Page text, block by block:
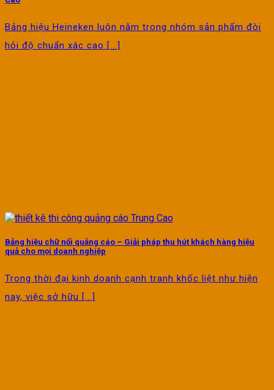
Bảng hiệu Heineken luôn nằm trong nhóm sản phẩm đòi
hỏi độ chuẩn xác cao [...]
Bảng hiệu chữ nổi quảng cáo – Giải pháp thu hút khách hàng hiệu
quả cho mọi doanh nghiệp
Trong thời đại kinh doanh cạnh tranh khốc liệt như hiện
nay, việc sở hữu [...]